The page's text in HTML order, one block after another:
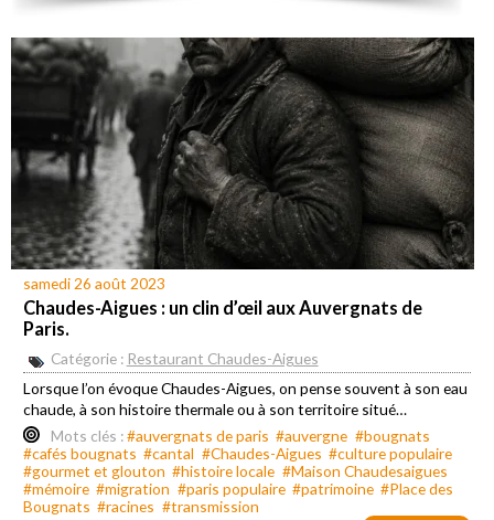
samedi 26 août 2023
Chaudes-Aigues : un clin d’œil aux Auvergnats de
Paris.
Catégorie : Restaurant Chaudes-Aigues
Lorsque l’on évoque Chaudes-Aigues, on pense souvent à son eau
chaude, à son histoire thermale ou à son territoire situé…
Mots clés :#auvergnats de paris #auvergne #bougnats
#cafés bougnats #cantal #Chaudes-Aigues #culture populaire
#gourmet et glouton #histoire locale #Maison Chaudesaigues
#mémoire #migration #paris populaire #patrimoine #Place des
Bougnats #racines #transmission